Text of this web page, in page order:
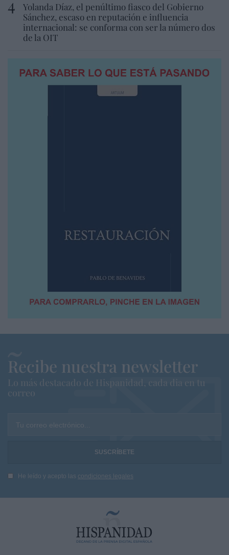
Yolanda Díaz, el penúltimo fiasco del Gobierno
Sánchez, escaso en reputación e influencia
internacional: se conforma con ser la número dos
de la OIT
Recibe nuestra newsletter
Lo más destacado de Hispanidad, cada dia en tu
correo
Tu correo electrónico...
He leído y acepto las condiciones legales